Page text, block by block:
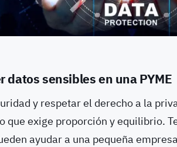
datos sensibles en una PYME
y respetar el derecho a la
que exige proporción y equilibrio.
ayudar a una pequeña